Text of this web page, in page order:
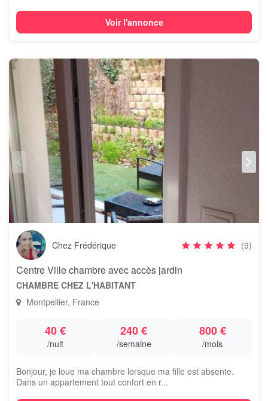
Voir l'annonce
Chez Frédérique (9)
Centre Ville chambre avec accès jardin
CHAMBRE CHEZ L'HABITANT
Montpellier, France
40 €
/nuit
240 €
/semaine
800 €
/mois
Bonjour, je loue ma chambre lorsque ma fille est absente.
Dans un appartement tout confort en r...